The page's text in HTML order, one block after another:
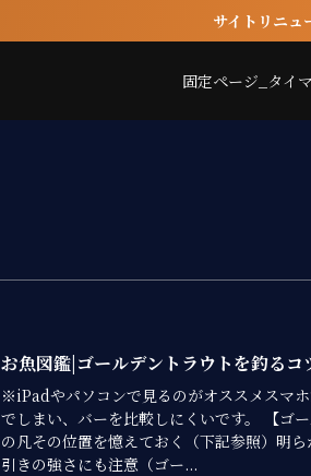
サイトリニュ
固定ページ_タイ
お魚図鑑|ゴールデントラウトを釣る
※iPadやパソコンで見るのがオススメスマ
でしまい、バーを比較しにくいです。 【ゴ
の凡その位置を憶えておく（下記参照）明
引きの強さにも注意（ゴー...